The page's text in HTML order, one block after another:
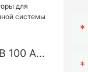
100 Ач